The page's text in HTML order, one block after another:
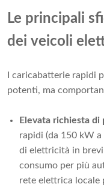
Le principali
dei veicoli
I caricabatterie rapidi
potenti, ma
Elevata richiesta di
rapidi (da 150 kW
di elettricità in
consumo per più
rete elettrica locale